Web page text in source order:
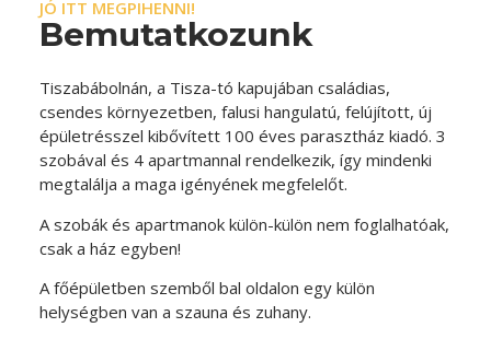
JÓ ITT MEGPIHENNI!
Bemutatkozunk
Tiszabábolnán, a Tisza-tó kapujában családias,
csendes környezetben, falusi hangulatú, felújított, új
épületrésszel kibővített 100 éves parasztház kiadó. 3
szobával és 4 apartmannal rendelkezik, így mindenki
megtalálja a maga igényének megfelelőt.
A szobák és apartmanok külön-külön nem foglalhatóak,
csak a ház egyben!
A főépületben szemből bal oldalon egy külön
helységben van a szauna és zuhany.